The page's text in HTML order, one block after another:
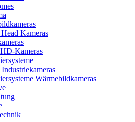
Kameras
Kameras
Industriekameras
Wärmebildkameras